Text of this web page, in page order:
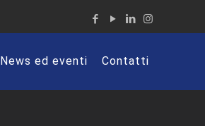
News ed eventi Contatti